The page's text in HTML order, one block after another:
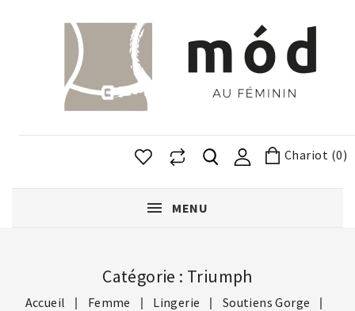
Chariot (0)
MENU
Catégorie : Triumph
Accueil Femme Lingerie
Soutiens Gorge